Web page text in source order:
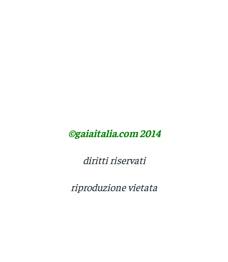
©gaiaitalia.com 2014
diritti riservati
riproduzione vietata